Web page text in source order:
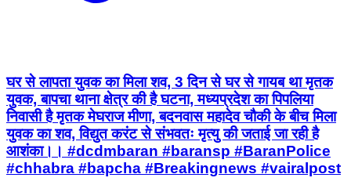
घर से लापता युवक का मिला शव, 3 दिन से घर से गायब था मृतक
युवक, बापचा थाना क्षेत्र की है घटना, मध्यप्रदेश का पिपलिया
निवासी है मृतक मेघराज मीणा, बदनवास महादेव चौकी के बीच मिला
युवक का शव, विद्युत करंट से संभवतः मृत्यु की जताई जा रही है
आशंका।। #dcdmbaran #baransp #BaranPolice
#chhabra #bapcha #Breakingnews #vairalpost